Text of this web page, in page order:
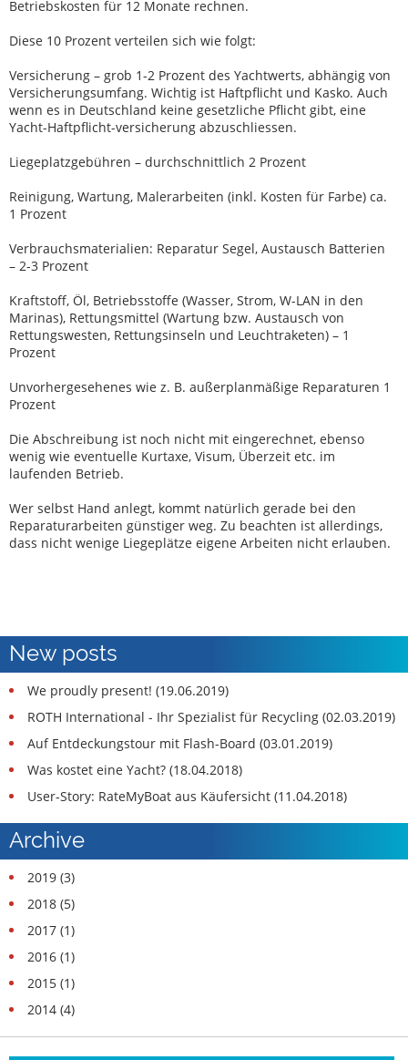
Betriebskosten für 12 Monate rechnen.
Diese 10 Prozent verteilen sich wie folgt:
Versicherung – grob 1-2 Prozent des Yachtwerts, abhängig von
Versicherungsumfang. Wichtig ist Haftpflicht und Kasko. Auch
wenn es in Deutschland keine gesetzliche Pflicht gibt, eine
Yacht-Haftpflicht-versicherung abzuschliessen.
Liegeplatzgebühren – durchschnittlich 2 Prozent
Reinigung, Wartung, Malerarbeiten (inkl. Kosten für Farbe) ca.
1 Prozent
Verbrauchsmaterialien: Reparatur Segel, Austausch Batterien
– 2-3 Prozent
Kraftstoff, Öl, Betriebsstoffe (Wasser, Strom, W-LAN in den
Marinas), Rettungsmittel (Wartung bzw. Austausch von
Rettungswesten, Rettungsinseln und Leuchtraketen) – 1
Prozent
Unvorhergesehenes wie z. B. außerplanmäßige Reparaturen 1
Prozent
Die Abschreibung ist noch nicht mit eingerechnet, ebenso
wenig wie eventuelle Kurtaxe, Visum, Überzeit etc. im
laufenden Betrieb.
Wer selbst Hand anlegt, kommt natürlich gerade bei den
Reparaturarbeiten günstiger weg. Zu beachten ist allerdings,
dass nicht wenige Liegeplätze eigene Arbeiten nicht erlauben.
New posts
We proudly present! (19.06.2019)
ROTH International - Ihr Spezialist für Recycling (02.03.2019)
Auf Entdeckungstour mit Flash-Board (03.01.2019)
Was kostet eine Yacht? (18.04.2018)
User-Story: RateMyBoat aus Käufersicht (11.04.2018)
Archive
2019 (3)
2018 (5)
2017 (1)
2016 (1)
2015 (1)
2014 (4)